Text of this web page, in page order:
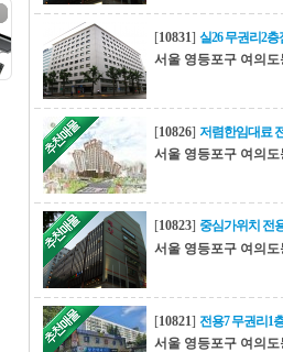
[10831] 실26 무권리2
서울 영등포구 여의도
[10826] 저렴한임대료
서울 영등포구 여의도
[10823] 중심가위치 전
서울 영등포구 여의도
[10821] 전용7 무권리1
서울 영등포구 여의도